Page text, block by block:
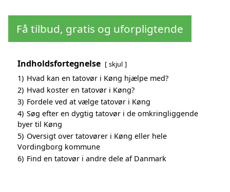
Få tilbud, gratis og uforpligtende
Indholdsfortegnelse skjul
1) Hvad kan en tatovør i Køng hjælpe med?
2) Hvad koster en tatovør i Køng?
3) Fordele ved at vælge tatovør i Køng
4) Søg efter en dygtig tatovør i de omkringliggende
byer til Køng
5) Oversigt over tatovører i Køng eller hele
Vordingborg kommune
6) Find en tatovør i andre dele af Danmark